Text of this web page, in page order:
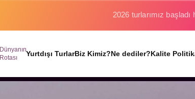
Binlerce gezginin
Dünyanın
Rotası
Yurtdışı TurlarBiz Kimiz?Ne dediler?Kalite